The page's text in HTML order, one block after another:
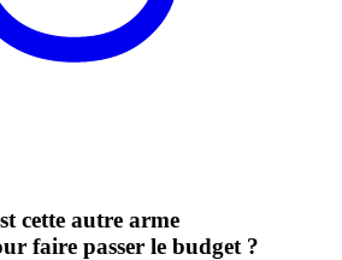
cette autre arme
faire passer le budget ?